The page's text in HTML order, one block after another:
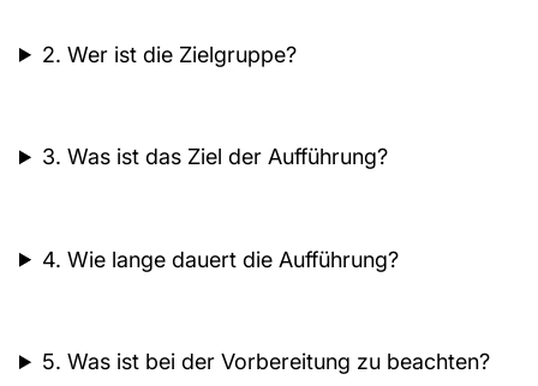
2. Wer ist die Zielgruppe?
3. Was ist das Ziel der Aufführung?
4. Wie lange dauert die Aufführung?
5. Was ist bei der Vorbereitung zu beachten?